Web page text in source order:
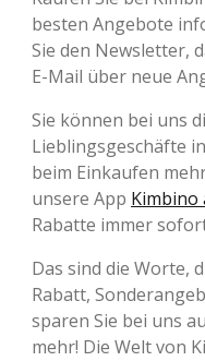
besten Angebote
Sie den Newsletter,
E-Mail über neue
Sie können bei uns
Lieblingsgeschäfte
beim Einkaufen
unsere App Kimbino
Rabatte immer
Das sind die Worte,
Rabatt,
sparen Sie bei uns
mehr! Die Welt von